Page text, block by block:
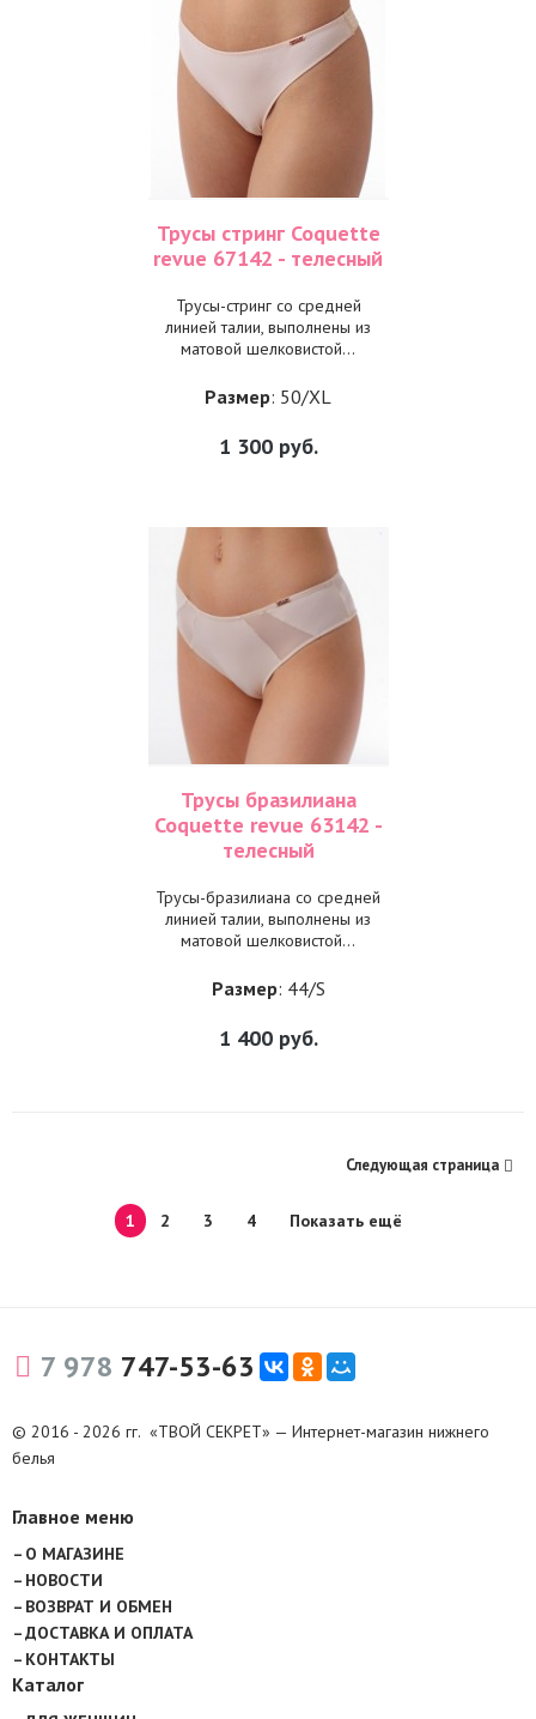
Трусы стринг Coquette
revue 67142 - телесный
Трусы-стринг со средней
линией талии, выполнены из
матовой шелковистой...
Размер: 50/XL
1 300руб.
Трусы бразилиана
Coquette revue 63142 -
телесный
Трусы-бразилиана со средней
линией талии, выполнены из
матовой шелковистой...
Размер: 44/S
1 400руб.
1 2 3 4 Показать ещё
Следующая страница
7 978 747-53-63
© 2016 - 2026 гг. «ТВОЙ СЕКРЕТ» — Интернет-магазин нижнего
белья
Главное меню
О МАГАЗИНЕ
НОВОСТИ
ВОЗВРАТ И ОБМЕН
ДОСТАВКА И ОПЛАТА
КОНТАКТЫ
Каталог